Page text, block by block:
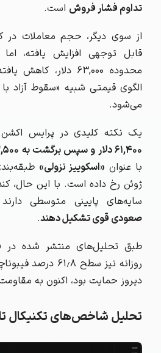
تداوم فشار فروش است.
از سوی دیگر، حجم معاملات در
قابل توجهی افزایش یافته،
محدوده ۶۳,۰۰۰
الگوی قیمتی شبیه «سقوط آزاد
می‌شود.
یک نکته کلیدی در پرایس اکشن
۶۱,۴۰۰ دلار و سپس برگشت به ۶۳,۵۰۰ دلار
با عنوان «اسکوییز نزولی»
ژوئن رخ داده است. با این حال،
سایه‌های پایینی متوسطی
صعودی قوی تشکیل دهند.
دیروز حمایت بود، اکنون به
تحلیل شاخص‌های تکنیکال